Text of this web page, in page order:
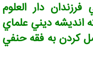
دار العلوم
انديشه ديني علماي
کردن به فقه حنفي